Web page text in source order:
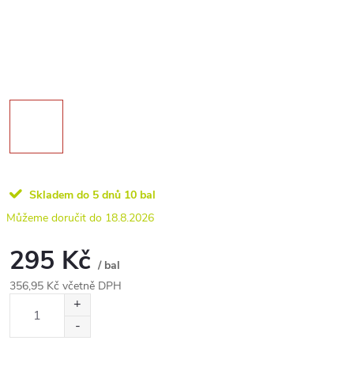
Skladem do 5 dnů 10 bal
18.8.2026
295 Kč / bal
356,95 Kč včetně DPH